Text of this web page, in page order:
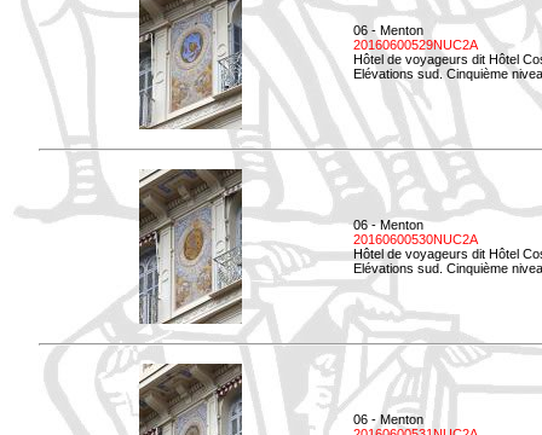
06 - Menton
20160600529NUC2A
Hôtel de voyageurs dit Hôtel
Elévations sud. Cinquième
06 - Menton
20160600530NUC2A
Hôtel de voyageurs dit Hôtel
Elévations sud. Cinquième
06 - Menton